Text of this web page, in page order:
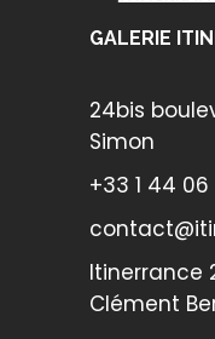
GALERIE
24bis
Simon
+33 1 44
Itinerrance
Clément